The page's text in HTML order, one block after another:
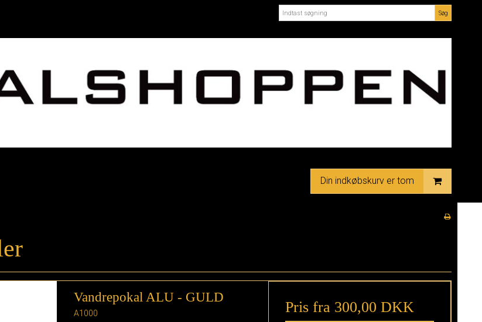
Søg
Din indkøbskurv er tom
Vandrepokal ALU - GULD
A1000 Pris fra 300,00 DKK